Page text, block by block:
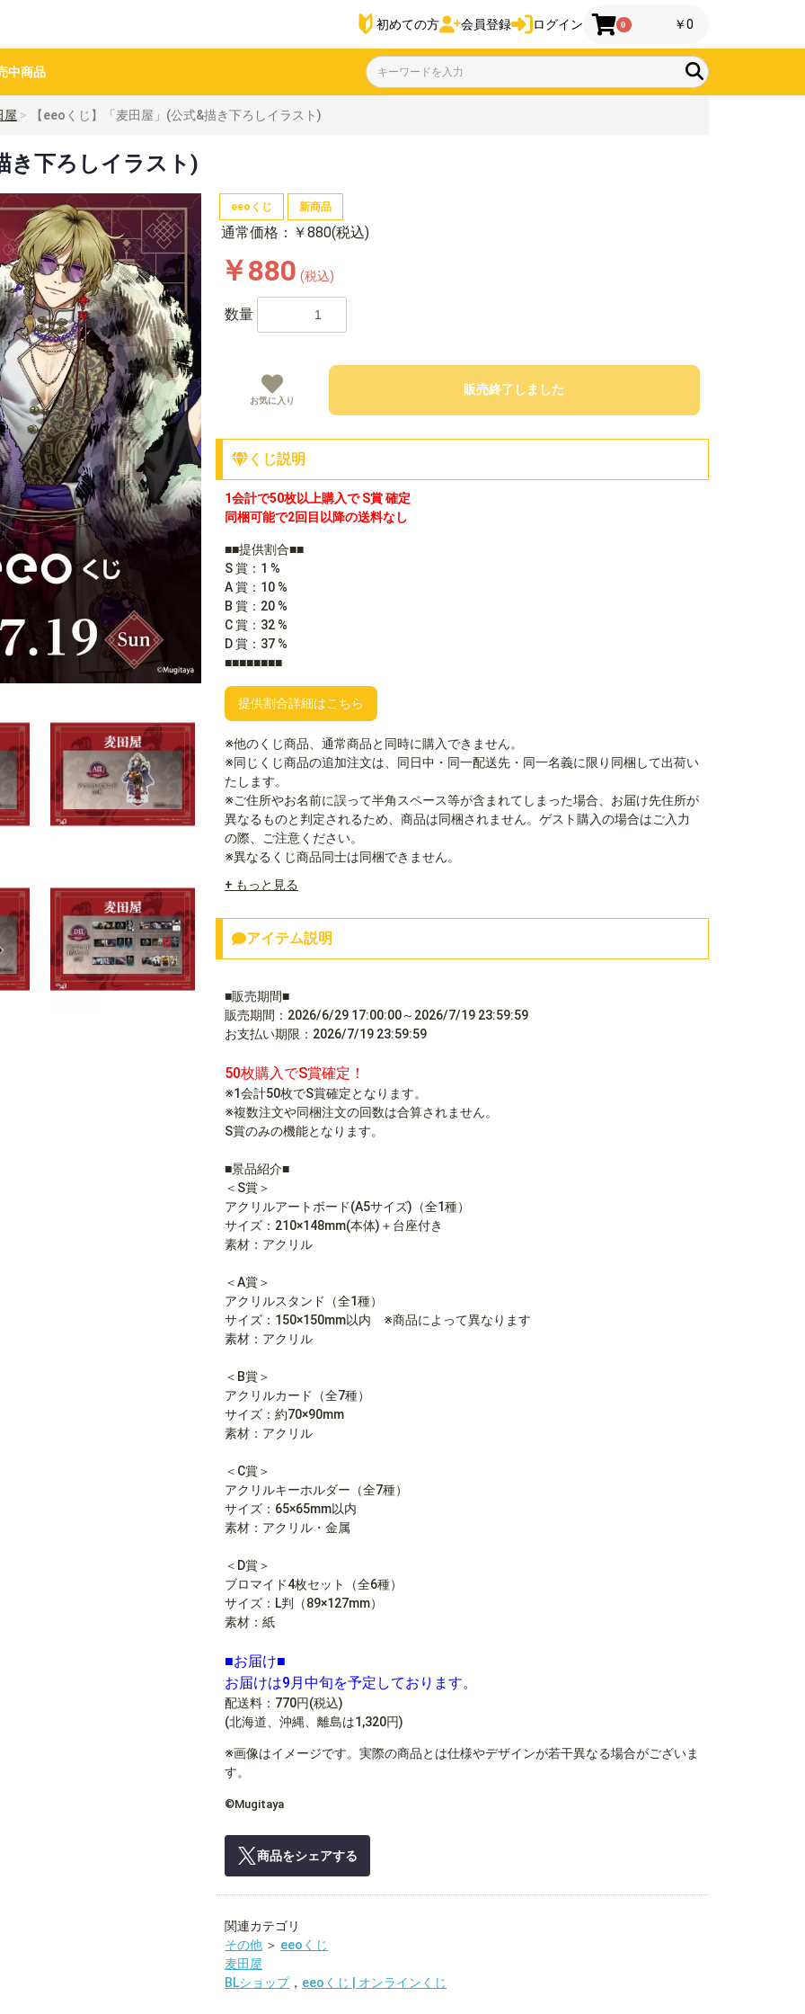
初めての方 会員登録 ログイン 0 ￥0
中商品
屋 【eeoくじ】「麦田屋」(公式&描き下ろしイラスト)
き下ろしイラスト)
eeoくじ 新商品
通常価格：￥880(税込)
￥880 (税込)
お気に入り
販売終了しました
数量
くじ説明
1会計で50枚以上購入で S賞 確定
同梱可能で2回目以降の送料なし
■■提供割合■■
S 賞：1 %
A 賞：10 %
B 賞：20 %
C 賞：32 %
D 賞：37 %
■■■■■■■■
提供割合詳細はこちら
※他のくじ商品、通常商品と同時に購入できません。
※同じくじ商品の追加注文は、同日中・同一配送先・同一名義に限り同梱して出荷い
たします。
※ご住所やお名前に誤って半角スペース等が含まれてしまった場合、お届け先住所が
異なるものと判定されるため、商品は同梱されません。ゲスト購入の場合はご入力
の際、ご注意ください。
※異なるくじ商品同士は同梱できません。
+ もっと見る
アイテム説明
■販売期間■
販売期間：2026/6/29 17:00:00～2026/7/19 23:59:59
お支払い期限：2026/7/19 23:59:59
50枚購入でS賞確定！
※1会計50枚でS賞確定となります。
※複数注文や同梱注文の回数は合算されません。
S賞のみの機能となります。
■景品紹介■
＜S賞＞
アクリルアートボード(A5サイズ)（全1種）
サイズ：210×148mm(本体)＋台座付き
素材：アクリル
＜A賞＞
アクリルスタンド（全1種）
サイズ：150×150mm以内 ※商品によって異なります
素材：アクリル
＜B賞＞
アクリルカード（全7種）
サイズ：約70×90mm
素材：アクリル
＜C賞＞
アクリルキーホルダー（全7種）
サイズ：65×65mm以内
素材：アクリル・金属
＜D賞＞
ブロマイド4枚セット（全6種）
サイズ：L判（89×127mm）
素材：紙
■お届け■
お届けは9月中旬を予定しております。
配送料：770円(税込)
(北海道、沖縄、離島は1,320円)
※画像はイメージです。実際の商品とは仕様やデザインが若干異なる場合がございま
す。
©Mugitaya
商品をシェアする
関連カテゴリ
その他 ＞ eeoくじ
麦田屋
BLショップ， eeoくじ | オンラインくじ